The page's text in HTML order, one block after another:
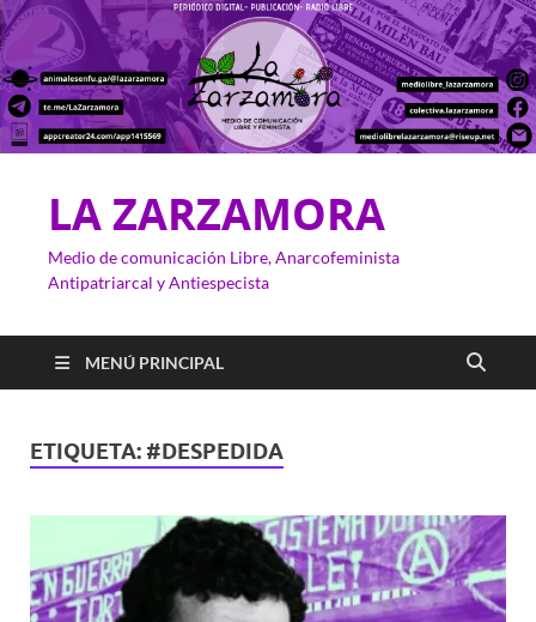
LA ZARZAMORA
Medio de comunicación Libre, Anarcofeminista
Antipatriarcal y Antiespecista
MENÚ PRINCIPAL
ETIQUETA: #DESPEDIDA